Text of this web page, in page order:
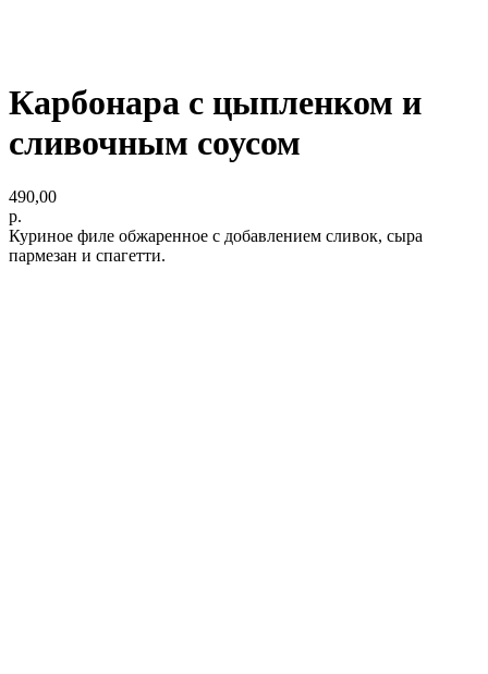
Карбонара с цыпленком и
сливочным соусом
490,00
р.
Куриное филе обжаренное с добавлением сливок, сыра
пармезан и спагетти.